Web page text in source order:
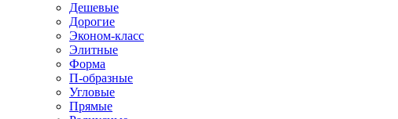
Дешевые
Дорогие
Эконом-класс
Элитные
Форма
П-образные
Угловые
Прямые